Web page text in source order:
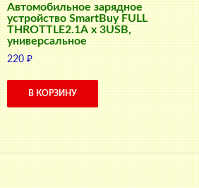
Автомобильное зарядное
устройство SmartBuy FULL
THROTTLE2.1А x 3USB,
универсальное
220₽
В КОРЗИНУ